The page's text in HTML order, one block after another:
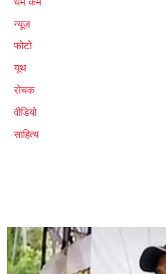
न्यूज़
फोटो
यूथ
रोचक
वीडियो
साहित्य